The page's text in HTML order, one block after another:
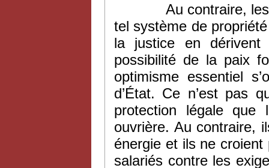
Au contraire, les
tel système de
la justice en
possibilité de la paix
optimisme essentiel
d’État. Ce n’est pas
protection légale que
ouvrière. Au contraire,
énergie et ils ne
salariés contre les